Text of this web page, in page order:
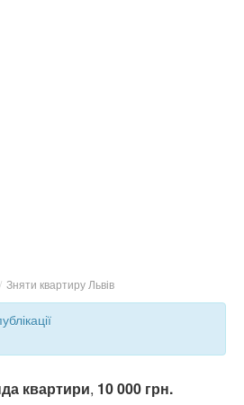
/ Зняти квартиру Львів
квартири, 10 000 грн.